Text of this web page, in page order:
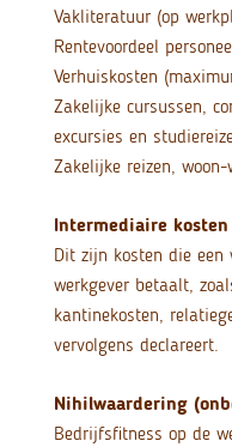
Vakliteratuur (op
Rentevoordeel
Verhuiskosten
Zakelijke cursussen,
excursies en
Zakelijke reizen,
Intermediaire
Dit zijn kosten die een
werkgever betaalt,
kantinekosten,
vervolgens declareert.
Nihilwaardering
Bedrijfsfitness op de